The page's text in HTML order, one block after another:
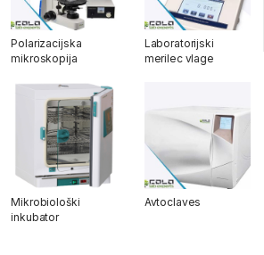
Polarizacijska
mikroskopija
Laboratorijski
merilec vlage
Mikrobiološki
inkubator
Avtoclaves